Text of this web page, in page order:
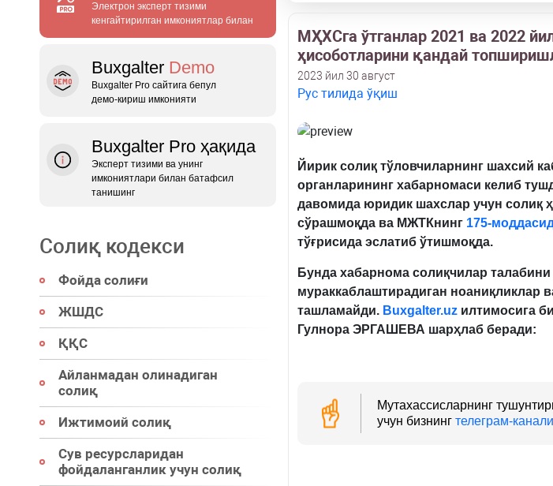
Электрон эксперт тизими
кенгайтирилган имкониятлар билан
Buxgalter Demo
Buxgalter Pro сайтига бепул
демо‑кириш имконияти
Buxgalter Pro ҳақида
Эксперт тизими ва унинг
имкониятлари билан батафсил
танишинг
Солиқ кодекси
Фойда солиғи
ЖШДС
ҚҚС
Айланмадан олинадиган
солиқ
Ижтимоий солиқ
Сув ресурсларидан
фойдаланганлик учун солиқ
МҲХСга ўтганлар 2021 ва 2022
ҳисоботларини қандай
2023 йил 30 август
Рус тилида ўқиш
Йирик солиқ тўловчиларнинг шахсий
органларининг хабарномаси келиб
давомида юридик шахслар учун солиқ
сўрашмоқда ва МЖТКнинг 175-
тўғрисида эслатиб ўтишмоқда.
Бунда хабарнома солиқчилар
мураккаблаштирадиган ноаниқликлар
ташламайди. Buxgalter.uzилтимосига
Гулнора ЭРГАШЕВА шарҳлаб беради:
Мутахассисларнинг
учун бизнинг телеграм-